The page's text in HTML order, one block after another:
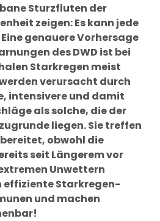
Sturzfluten der
zeigen: Es kann jede
genauere Vorhersage
des DWD ist bei
Starkregen meist
verursacht durch
intensivere und damit
als solche, die der
liegen. Sie treffen
obwohl die
seit Längerem vor
Unwettern
effiziente Starkregen-
und machen